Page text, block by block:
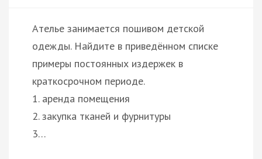
Ателье занимается пошивом детской
одежды. Найдите в приведённом списке
примеры постоянных издержек в
краткосрочном периоде.
1. аренда помещения
2. закупка тканей и фурнитуры
3…